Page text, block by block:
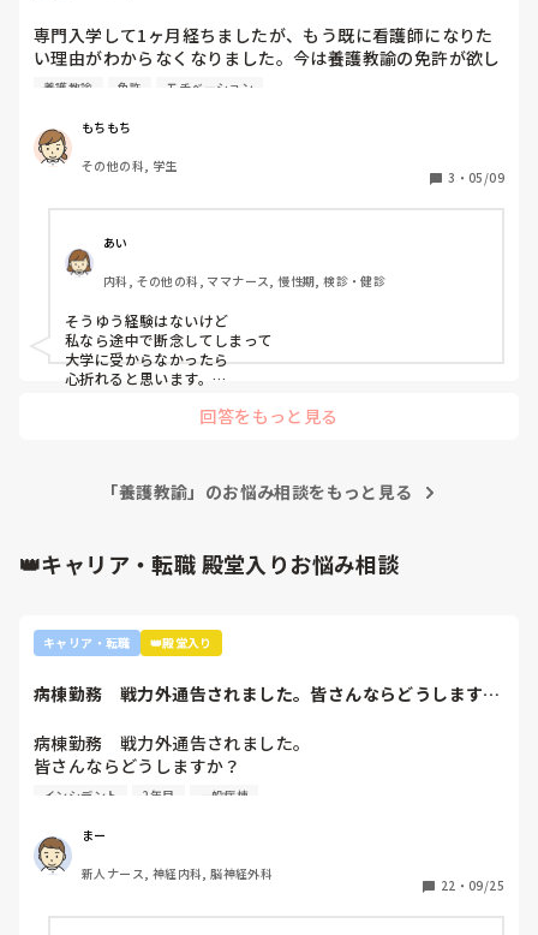
専門入学して1ヶ月経ちましたが、もう既に看護師になりた
い理由がわからなくなりました。今は養護教諭の免許が欲し
いと思ってます。このまま続けて卒業後にまた進学するか、
教諭どちらも取るか、養護教諭1本で行くかどうしたらいい
かわかりません。大学生が羨ましいという気持ちが強くて、
もし学校を辞めたら看護の道を辞める気もしてます。こうい
方はいますか？
養護教諭 免許 モチベーション
もちもち
その他の科, 学生
3 ・ 05/09
あい
内科, その他の科, ママナース, 慢性期, 検診・健診
そうゆう経験はないけど
私なら途中で断念してしまって
大学に受からなかったら
心折れると思います。
るのですが、養護教諭って通信もあるなと思うのですが。
回答をもっと見る
「養護教諭」のお悩み相談をもっと見る
👑キャリア・転職 殿堂入りお悩み相談
キャリア・転職 👑殿堂入り
病棟勤務　戦力外通告されました。皆さんならどうします
病棟勤務　戦力外通告されました。
皆さんならどうしますか？
2年目です。1年目はゆるい部署にいましたが、人間関係が原
からの人間関係は良好です。
ですが、異動してから薬剤に関するインシデントを4件ほど
起こし、優先順位や多重課題ができていないのでは？という
い』『一人を持って看護のつながりを持って』ということで
インシデント 2年目 一般病棟
まー
新人ナース, 神経内科, 脳神経外科
22 ・ 09/25